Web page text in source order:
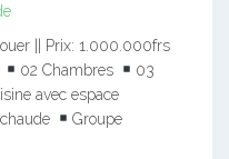
|| Prix: 1.000.000frs
02 Chambres
03
avec espace
Groupe